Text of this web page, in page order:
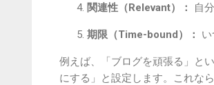
関連性（Relevant）： 自
期限（Time-bound）：
例えば、「ブログを頑張る」と
にする」と設定します。これな